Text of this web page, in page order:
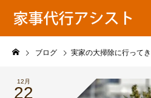
家事代行
シ
ス
ト
の
ブログ 実家の大掃除に行ってき
12月
22